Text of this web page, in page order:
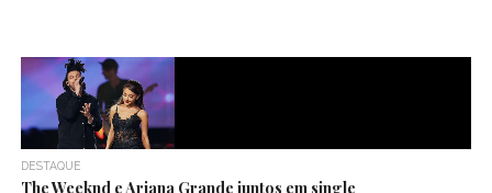
DESTAQUE
The Weeknd e Ariana Grande juntos em single